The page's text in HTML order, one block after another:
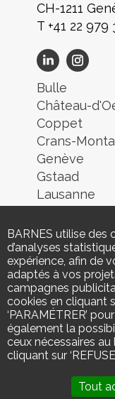
CH-1211
T +41 22 979
Bulle
Château-
Coppet
Crans-
Genève
Gstaad
Lausanne
Montreux
Morges
Nyon
Neuchâtel
Rolle
Rougemont
Sion
Verbier
Zermatt
BARNES utilise des
d’analyses
expérience, afin de
adaptés à vos
campagnes
cookies en cliquant
‘PARAMÉTRER’
également la
ceux nécessaires
cliquant sur
Tout